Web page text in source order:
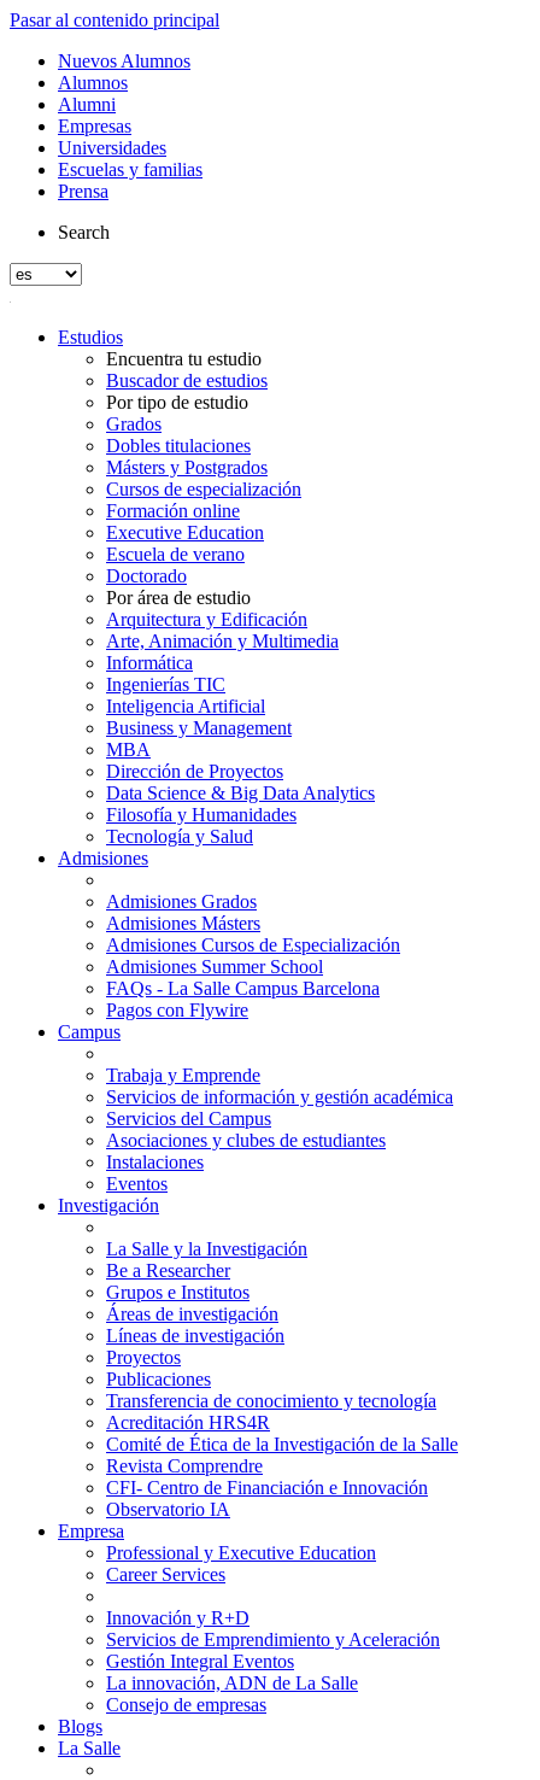
Pasar al contenido principal
Nuevos Alumnos
Alumnos
Alumni
Empresas
Universidades
Escuelas y familias
Prensa
Search
Estudios
Encuentra tu estudio
Buscador de estudios
Por tipo de estudio
Grados
Dobles titulaciones
Másters y Postgrados
Cursos de especialización
Formación online
Executive Education
Escuela de verano
Doctorado
Por área de estudio
Arquitectura y Edificación
Arte, Animación y Multimedia
Informática
Ingenierías TIC
Inteligencia Artificial
Business y Management
MBA
Dirección de Proyectos
Data Science & Big Data Analytics
Filosofía y Humanidades
Tecnología y Salud
Admisiones
Admisiones Grados
Admisiones Másters
Admisiones Cursos de Especialización
Admisiones Summer School
FAQs - La Salle Campus Barcelona
Pagos con Flywire
Campus
Trabaja y Emprende
Servicios de información y gestión académica
Servicios del Campus
Asociaciones y clubes de estudiantes
Instalaciones
Eventos
Investigación
La Salle y la Investigación
Be a Researcher
Grupos e Institutos
Áreas de investigación
Líneas de investigación
Proyectos
Publicaciones
Transferencia de conocimiento y tecnología
Acreditación HRS4R
Comité de Ética de la Investigación de la Salle
Revista Comprendre
CFI- Centro de Financiación e Innovación
Observatorio IA
Empresa
Professional y Executive Education
Career Services
Innovación y R+D
Servicios de Emprendimiento y Aceleración
Gestión Integral Eventos
La innovación, ADN de La Salle
Consejo de empresas
Blogs
La Salle